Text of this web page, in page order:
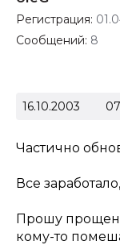
Регистрация:
Сообщений: 8
16.10.2003
Частично
Все
Прошу
кому-то